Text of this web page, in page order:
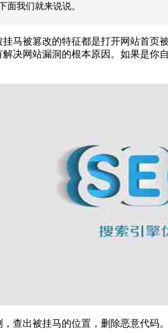
面我们就来说说。
马被篡改的特征都是打开网站首
决网站漏洞的根本原因。如果是
出被挂马的位置，删除恶意代码。